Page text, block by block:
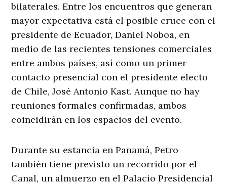
bilaterales. Entre los encuentros que generan
mayor expectativa está el posible cruce con el
presidente de Ecuador, Daniel Noboa, en
medio de las recientes tensiones comerciales
entre ambos países, así como un primer
contacto presencial con el presidente electo
de Chile, José Antonio Kast. Aunque no hay
reuniones formales confirmadas, ambos
coincidirán en los espacios del evento.
Durante su estancia en Panamá, Petro
también tiene previsto un recorrido por el
Canal, un almuerzo en el Palacio Presidencial